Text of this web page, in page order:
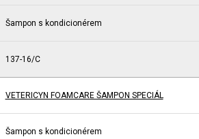
Šampon s kondicionérem
137-16/C
VETERICYN FOAMCARE ŠAMPON SPECIÁL
Šampon s kondicionérem